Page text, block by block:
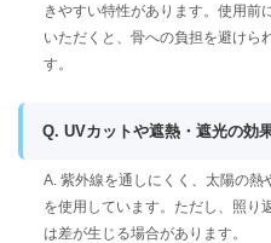
きやすい特性があります。使用前
いただくと、骨への負担を避けら
す。
Q. UVカットや遮熱・遮光の効
A. 紫外線を通しにくく、太陽の
を使用しています。ただし、照り
は差が生じる場合があります。